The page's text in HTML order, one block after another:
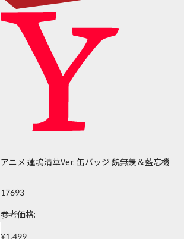
アニメ 蓮塢清華Ver. 缶バッジ 魏無羨＆藍忘機
17693
参考価格:
¥1,499